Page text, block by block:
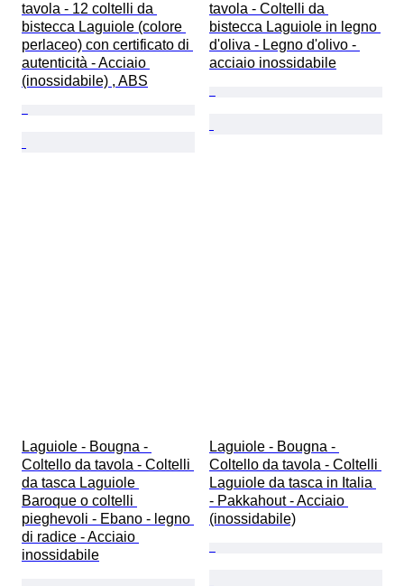
tavola - 12 coltelli da
bistecca Laguiole (colore
perlaceo) con certificato di
autenticità - Acciaio
(inossidabile) , ABS
tavola - Coltelli da
bistecca Laguiole in legno
d'oliva - Legno d'olivo -
acciaio inossidabile
Laguiole - Bougna -
Coltello da tavola - Coltelli
da tasca Laguiole
Baroque o coltelli
pieghevoli - Ebano - legno
di radice - Acciaio
inossidabile
Laguiole - Bougna -
Coltello da tavola - Coltelli
Laguiole da tasca in Italia
- Pakkahout - Acciaio
(inossidabile)